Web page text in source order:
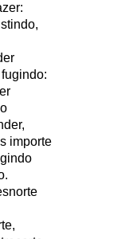
importe